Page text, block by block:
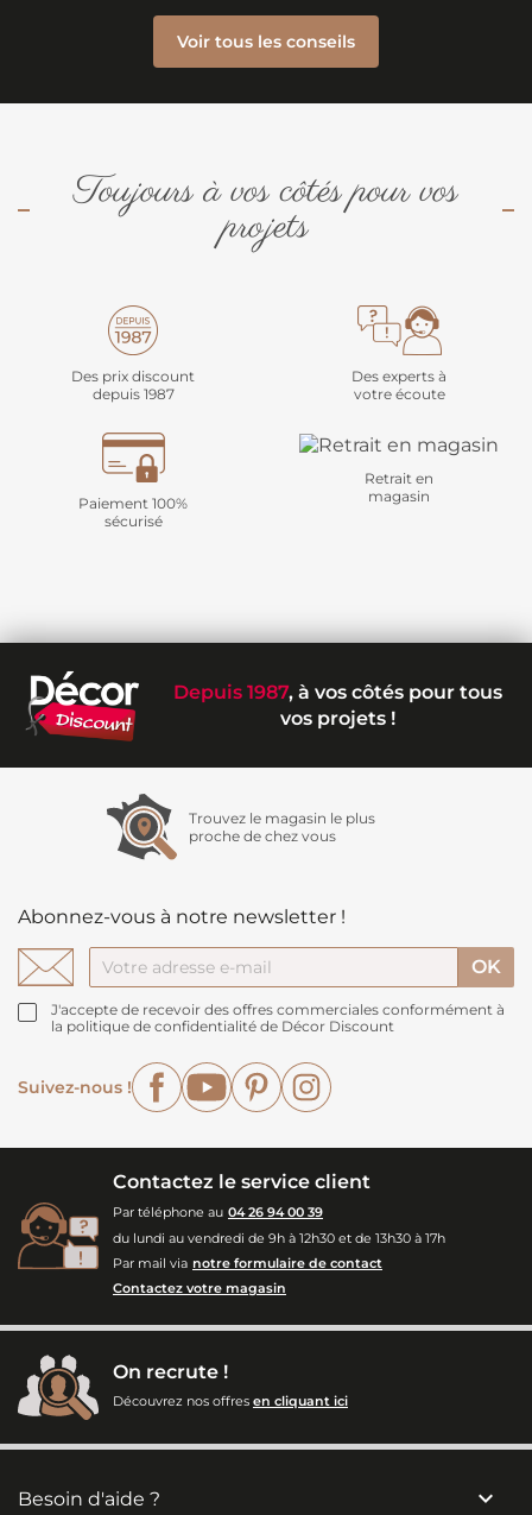
Voir tous les conseils
Toujours à vos côtés pour vos
projets
Des prix discount
depuis 1987
Des experts à
votre écoute
Paiement 100%
sécurisé
Retrait en
magasin
Depuis 1987, à vos côtés pour tous
vos projets !
Trouvez le magasin le plus
proche de chez vous
Abonnez-vous à notre newsletter !
J'accepte de recevoir des offres commerciales conformément à
la politique de confidentialité de Décor Discount
Suivez-nous !
FacebookYouTubePinterest
Contactez le service client
Par téléphone au 04 26 94 00 39
du lundi au vendredi de 9h à 12h30 et de 13h30 à 17h
Par mail via notre formulaire de contact
Contactez votre magasin
On recrute !
Découvrez nos offres en cliquant ici
Besoin d'aide ? 